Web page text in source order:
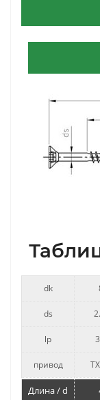
dk
ds
lp
привод
Длина / d